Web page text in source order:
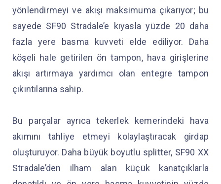
yönlendirmeyi ve akışı maksimuma çıkarıyor; bu
sayede SF90 Stradale’e kıyasla yüzde 20 daha
fazla yere basma kuvveti elde ediliyor. Daha
köşeli hale getirilen ön tampon, hava girişlerine
akışı artırmaya yardımcı olan entegre tampon
çıkıntılarına sahip.
Bu parçalar ayrıca tekerlek kemerindeki hava
akımını tahliye etmeyi kolaylaştıracak girdap
oluşturuyor. Daha büyük boyutlu splitter, SF90 XX
Stradale’den ilham alan küçük kanatçıklarla